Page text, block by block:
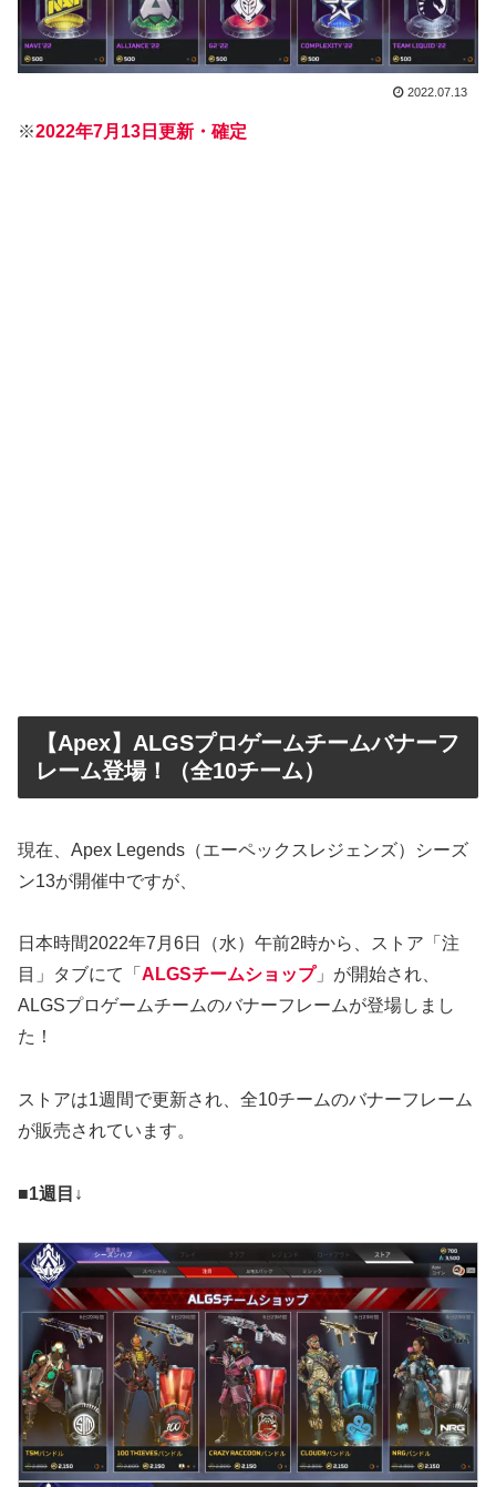
2022.07.13
※2022年7月13日更新・確定
【Apex】ALGSプロゲームチームバナーフ
レーム登場！（全10チーム）
現在、Apex Legends（エーペックスレジェンズ）シーズ
ン13が開催中ですが、
日本時間2022年7月6日（水）午前2時から、ストア「注
目」タブにて「 ALGSチームショップ」が開始され、
ALGSプロゲームチームのバナーフレームが登場しまし
た！
ストアは1週間で更新され、全10チームのバナーフレーム
が販売されています。
■1週目↓